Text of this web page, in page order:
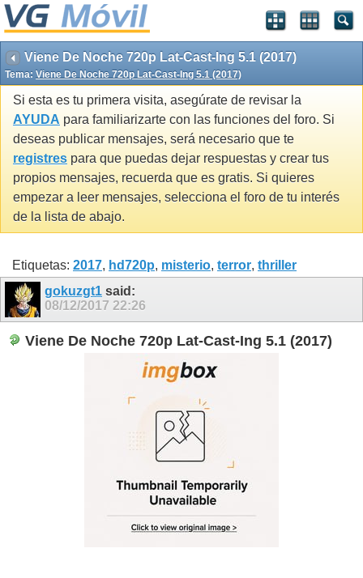
Viene De Noche 720p Lat-Cast-Ing 5.1 (2017)
Tema: Viene De Noche 720p Lat-Cast-Ing 5.1 (2017)
Si esta es tu primera visita, asegúrate de revisar la
AYUDA para familiarizarte con las funciones del foro. Si
deseas publicar mensajes, será necesario que te
registres para que puedas dejar respuestas y crear tus
propios mensajes, recuerda que es gratis. Si quieres
empezar a leer mensajes, selecciona el foro de tu interés
de la lista de abajo.
Etiquetas: 2017, hd720p, misterio, terror, thriller
gokuzgt1 said:
08/12/2017 22:26
Viene De Noche 720p Lat-Cast-Ing 5.1 (2017)